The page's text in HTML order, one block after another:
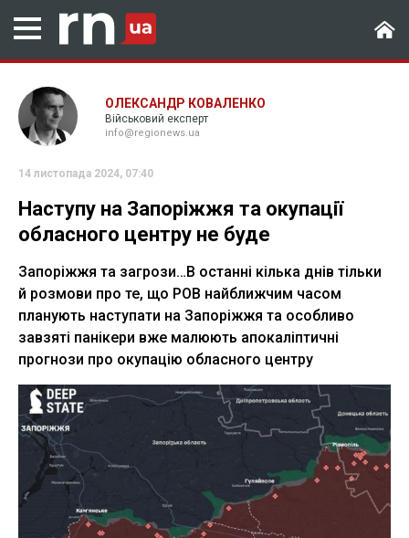
ОЛЕКСАНДР КОВАЛЕНКО
Військовий експерт
info@regionews.ua
14 листопада 2024, 07:40
Наступу на Запоріжжя та окупації
обласного центру не буде
Запоріжжя та загрози…В останні кілька днів тільки
й розмови про те, що РОВ найближчим часом
планують наступати на Запоріжжя та особливо
завзяті панікери вже малюють апокаліптичні
прогнози про окупацію обласного центру